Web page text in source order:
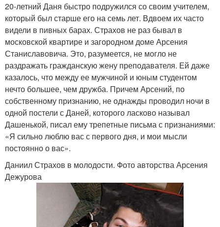
20-летний Даня быстро подружился со своим учителем,
который был старше его на семь лет. Вдвоем их часто
видели в пивных барах. Страхов не раз бывал в
московской квартире и загородном доме Арсения
Станиславовича. Это, разумеется, не могло не
раздражать гражданскую жену преподавателя. Ей даже
казалось, что между ее мужчиной и юным студентом
нечто большее, чем дружба. Причем Арсений, по
собственному признанию, не однажды проводил ночи в
одной постели с Даней, которого ласково называл
Дашенькой, писал ему трепетные письма с признаниями:
«Я сильно люблю вас с первого дня, и мои мысли
постоянно о вас».
Даниил Страхов в молодости. Фото авторства Арсения
Дежурова